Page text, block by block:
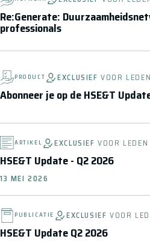
Re:Generate:
professionals
PRODUCT EXCLUSIEFVOOR LEDEN
Abonneer je op de HSE&T
ARTIKEL EXCLUSIEFVOOR LEDEN
HSE&T Update - Q2 2026
13 MEI 2026
PUBLICATIE EXCLUSIEF VOOR
HSE&T Update Q2 2026